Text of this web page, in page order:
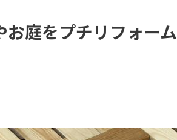
庭をプチリフォーム